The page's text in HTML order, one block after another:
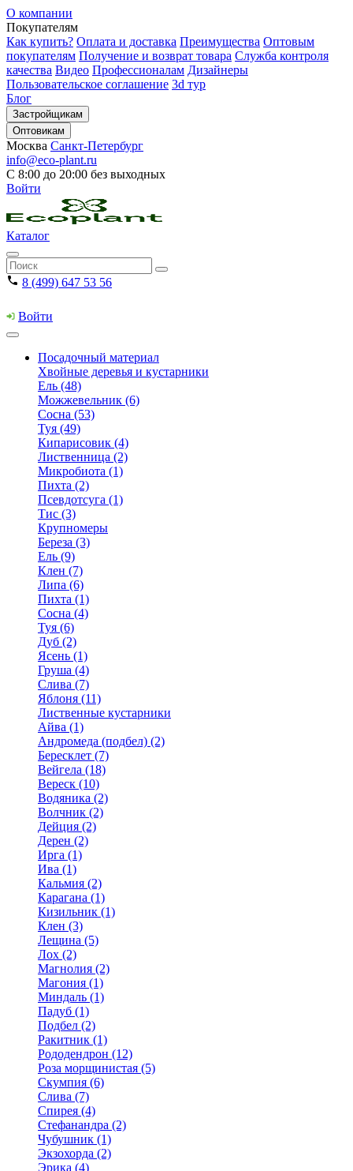
О компании
Покупателям
Как купить? Оплата и доставка Преимущества Оптовым
покупателям Получение и возврат товара Служба контроля
качества Видео Профессионалам Дизайнеры
Пользовательское соглашение 3d тур
Блог
Застройщикам
Оптовикам
Москва Санкт-Петербург
info@eco-plant.ru
С 8:00 до 20:00 без выходных
Войти
Каталог
8 (499) 647 53 56
Войти
Посадочный материал
Хвойные деревья и кустарники
Ель (48)
Можжевельник (6)
Сосна (53)
Туя (49)
Кипарисовик (4)
Лиственница (2)
Микробиота (1)
Пихта (2)
Псевдотсуга (1)
Тис (3)
Крупномеры
Береза (3)
Ель (9)
Клен (7)
Липа (6)
Пихта (1)
Сосна (4)
Туя (6)
Дуб (2)
Ясень (1)
Груша (4)
Слива (7)
Яблоня (11)
Лиственные кустарники
Айва (1)
Андромеда (подбел) (2)
Бересклет (7)
Вейгела (18)
Вереск (10)
Водяника (2)
Волчник (2)
Дейция (2)
Дерен (2)
Ирга (1)
Ива (1)
Кальмия (2)
Карагана (1)
Кизильник (1)
Клен (3)
Лещина (5)
Лох (2)
Магнолия (2)
Магония (1)
Миндаль (1)
Падуб (1)
Подбел (2)
Ракитник (1)
Рододендрон (12)
Роза морщинистая (5)
Скумпия (6)
Слива (7)
Спирея (4)
Стефанандра (2)
Чубушник (1)
Экзохорда (2)
Эрика (4)